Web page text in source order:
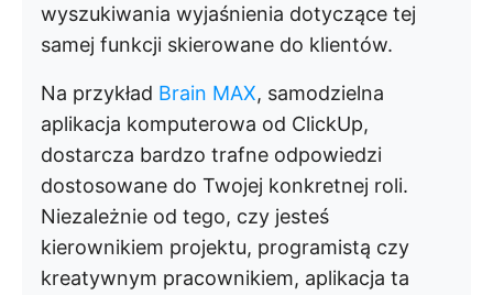
wyszukiwania wyjaśnienia dotyczące tej
samej funkcji skierowane do klientów.
Na przykład Brain MAX, samodzielna
aplikacja komputerowa od ClickUp,
dostarcza bardzo trafne odpowiedzi
dostosowane do Twojej konkretnej roli.
Niezależnie od tego, czy jesteś
kierownikiem projektu, programistą czy
kreatywnym pracownikiem, aplikacja ta